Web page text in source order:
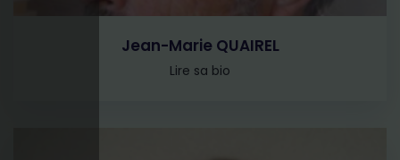
Jean-Marie QUAIREL
Lire sa bio